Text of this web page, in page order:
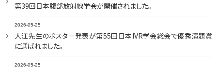
第39回日本腹部放射線学会が開催されました。
2026-05-25
大江先生のポスター発表が第55回日本IVR学会総会で優秀演題賞
に選ばれました。
2026-05-25